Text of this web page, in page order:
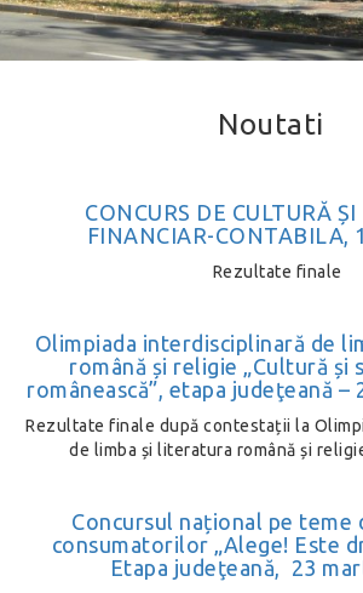
Noutati
CONCURS DE CULTURĂ
FINANCIAR-CONTABILA,
Rezultate finale
Olimpiada interdisciplinară de
română și religie „Cultură și
românească”, etapa judeţeană
Rezultate finale după contestații la
de limba și literatura română și
Concursul național pe teme
consumatorilor „Alege! Este
Etapa judeţeană, 23